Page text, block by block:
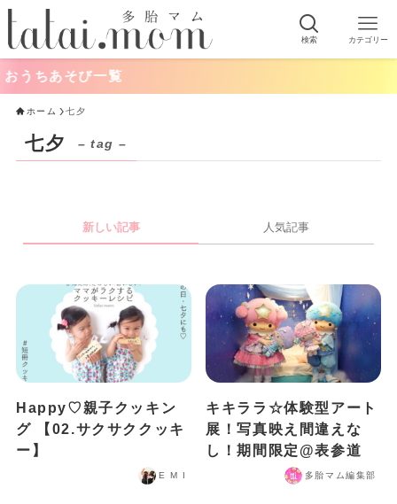
検索 カテゴリー
ちあそび一覧
ホーム 七夕
七夕 – tag –
新しい記事 人気記事
Happy♡親子クッキン
グ 【02.サクサククッキ
ー】
E M I
キキララ☆体験型アート
展！写真映え間違えな
し！期間限定@表参道
多胎マム編集部